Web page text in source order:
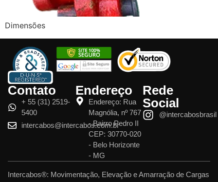
Dimensões
Contato
+ 55 (31) 2519-
5400
intercabos@intercabos.com.br
Endereço
Endereço: Rua
Magnólia, nº 767
- Bairro Pedro II
CEP: 30770-020
- Belo Horizonte
- MG
Rede
Social
@intercabosbrasil
Intercabos®: Movimentação, Elevação e Amarração de Cargas